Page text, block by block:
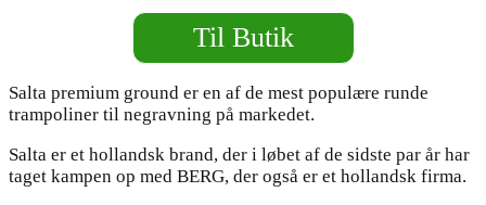
Til Butik
Salta premium ground er en af de mest populære runde
trampoliner til negravning på markedet.
Salta er et hollandsk brand, der i løbet af de sidste par år har
taget kampen op med BERG, der også er et hollandsk firma.